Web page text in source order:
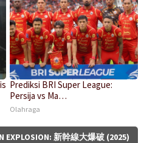
Prediksi BRI Super League:
Persija vs Ma…
Olahraga
EXPLOSION: 新幹線大爆破 (2025)